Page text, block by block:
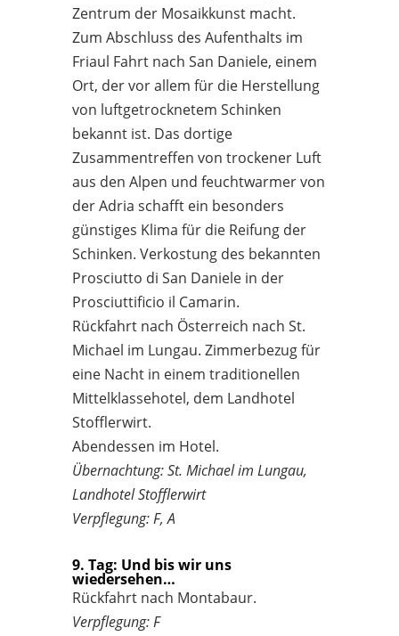
Zentrum der Mosaikkunst macht.
Zum Abschluss des Aufenthalts im
Friaul Fahrt nach San Daniele, einem
Ort, der vor allem für die Herstellung
von luftgetrocknetem Schinken
bekannt ist. Das dortige
Zusammentreffen von trockener Luft
aus den Alpen und feuchtwarmer von
der Adria schafft ein besonders
günstiges Klima für die Reifung der
Schinken. Verkostung des bekannten
Prosciutto di San Daniele in der
Prosciuttificio il Camarin.
Rückfahrt nach Österreich nach St.
Michael im Lungau. Zimmerbezug für
eine Nacht in einem traditionellen
Mittelklassehotel, dem Landhotel
Stofflerwirt.
Abendessen im Hotel.
Übernachtung: St. Michael im Lungau,
Landhotel Stofflerwirt
Verpflegung: F, A
9. Tag: Und bis wir uns
wiedersehen…
Rückfahrt nach Montabaur.
Verpflegung: F